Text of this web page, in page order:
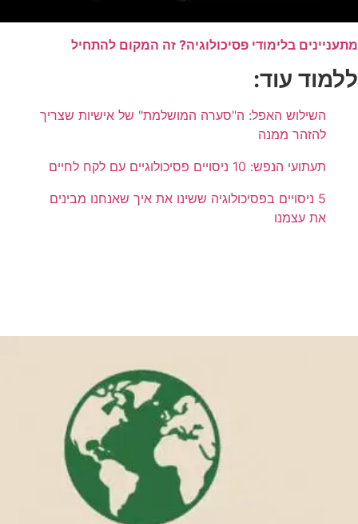
מתעניינים בלימודי פסיכולוגיה? זה המקום להתחיל
ללמוד עוד:
השילוש האפל: ה"סערה המושלמת" של אישיות שצריך
להזהר ממנה
תעתועי הנפש: 10 ניסויים פסיכולוגיים עם לקח לחיים
5 ניסויים בפסיכולוגיה ששינו את איך שאנחנו מבינים
את עצמנו